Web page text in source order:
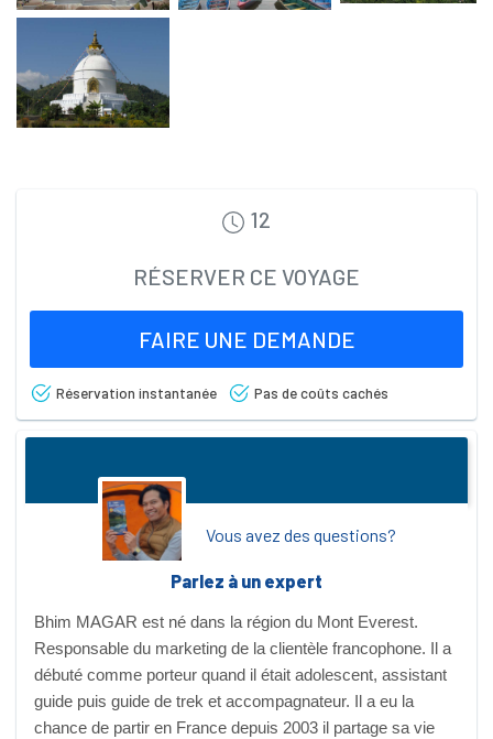
12
RÉSERVER CE VOYAGE
FAIRE UNE DEMANDE
Réservation instantanée Pas de coûts cachés
Vous avez des questions?
Parlez à un expert
Bhim MAGAR est né dans la région du Mont Everest.
Responsable du marketing de la clientèle francophone. Il a
débuté comme porteur quand il était adolescent, assistant
guide puis guide de trek et accompagnateur. Il a eu la
chance de partir en France depuis 2003 il partage sa vie